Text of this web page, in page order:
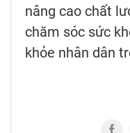
nâng cao chất
chăm sóc sức
khỏe nhân dân